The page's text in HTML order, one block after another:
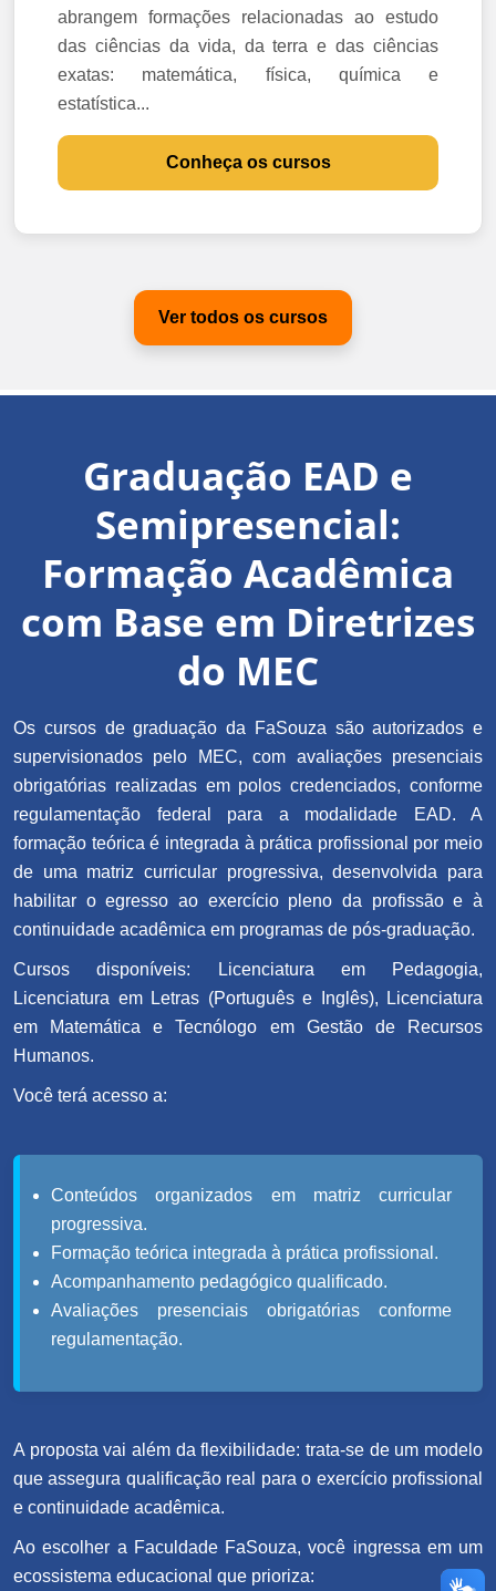
abrangem formações relacionadas ao estudo
das ciências da vida, da terra e das ciências
exatas: matemática, física, química e
estatística...
Conheça os cursos
Ver todos os cursos
Graduação EAD e
Semipresencial:
Formação Acadêmica
com Base em Diretrizes
do MEC
Os cursos de graduação da FaSouza são autorizados e
supervisionados pelo MEC, com avaliações presenciais
obrigatórias realizadas em polos credenciados, conforme
regulamentação federal para a modalidade EAD. A
formação teórica é integrada à prática profissional por meio
de uma matriz curricular progressiva, desenvolvida para
habilitar o egresso ao exercício pleno da profissão e à
continuidade acadêmica em programas de pós-graduação.
Cursos disponíveis: Licenciatura em Pedagogia,
Licenciatura em Letras (Português e Inglês), Licenciatura
em Matemática e Tecnólogo em Gestão de Recursos
Humanos.
Você terá acesso a:
Conteúdos organizados em matriz curricular
progressiva.
Formação teórica integrada à prática profissional.
Acompanhamento pedagógico qualificado.
Avaliações presenciais obrigatórias conforme
regulamentação.
A proposta vai além da flexibilidade: trata-se de um modelo
que assegura qualificação real para o exercício profissional
e continuidade acadêmica.
Ao escolher a Faculdade FaSouza, você ingressa em um
ecossistema educacional que prioriza: